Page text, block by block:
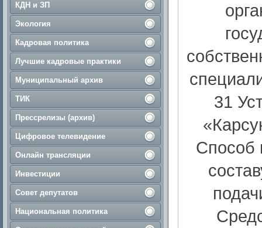
КДН и ЗП
Экология
Кадровая политика
Лучшие кадровые практики
Муниципальный архив
ТИК
Прессрелизы (архив)
Цифровое телевидение
Онлайн трансляции
Инвестиции
Совет депутатов
Национальная политика
31
Способ